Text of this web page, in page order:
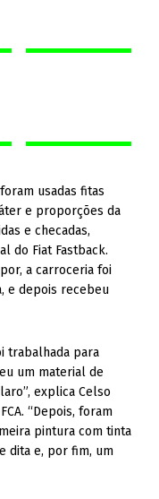
trabalhada para
“Depois, foram
pintura com tinta
dita e, por fim, um
de 60 peças,
molduras do farol,
Na fase de
do Design Center